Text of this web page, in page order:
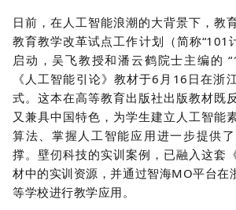
日前，在人工智能浪潮的大背景下，教
教育教学改革试点工作计划（简称“101
启动，吴飞教授和潘云鹤院士主编的
《人工智能引论》教材于6月16日在浙
式。这本在高等教育出版社出版教材既
又兼具中国特色，为学生建立人工智能
算法、掌握人工智能应用进一步提供
撑。壁仞科技的实训案例，已融入这套
材中的实训资源，并通过智海MO平台在
等学校进行教学应用。